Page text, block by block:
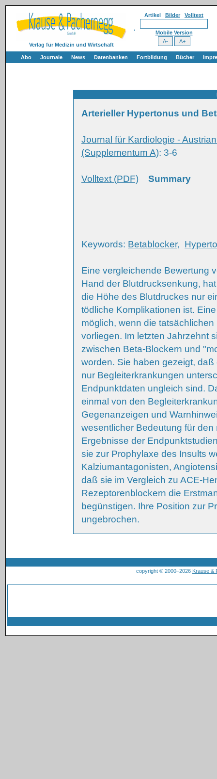
Verlag für Medizin und Wirtschaft
Artikel Bilder Volltext
Mobile Version
Abo Journale News Datenbanken Fortbildung Bücher
Arterieller Hypertonus und
Journal für Kardiologie -
(Supplementum A): 3-6
Volltext (PDF) Summary
Keywords: Betablocker,
Eine vergleichende Bewertung
Hand der Blutdrucksenkung,
die Höhe des Blutdruckes nur
tödliche Komplikationen ist.
möglich, wenn die
vorliegen. Im letzten Jahrzehnt
zwischen Beta-Blockern und
worden. Sie haben gezeigt,
nur Begleiterkrankungen
Endpunktdaten ungleich sind.
einmal von den
Gegenanzeigen und
wesentlicher Bedeutung für
Ergebnisse der
sie zur Prophylaxe des Insults
Kalziumantagonisten,
daß sie im Vergleich zu ACE-
Rezeptorenblockern die
begünstigen. Ihre Position zur
ungebrochen.
copyright © 2000–2026 Krause &